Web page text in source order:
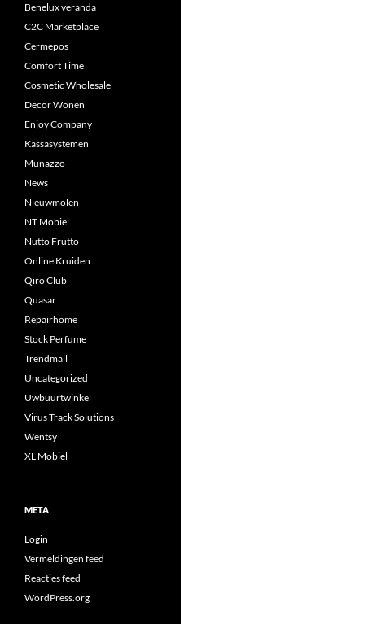
Benelux veranda
C2C Marketplace
Cermepos
Comfort Time
Cosmetic Wholesale
Decor Wonen
Enjoy Company
Kassasystemen
Munazzo
News
Nieuwmolen
NT Mobiel
Nutto Frutto
Online Kruiden
Qiro Club
Quasar
Repairhome
Stock Perfume
Trendmall
Uncategorized
Uwbuurtwinkel
Virus Track Solutions
Wentsy
XL Mobiel
META
Login
Vermeldingen feed
Reacties feed
WordPress.org